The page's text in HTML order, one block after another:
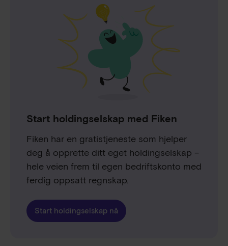
Start holdingselskap med Fiken
Fiken har en gratistjeneste som hjelper
deg å opprette ditt eget holdingselskap –
hele veien frem til egen bedriftskonto med
ferdig oppsatt regnskap.
Start holdingselskap nå